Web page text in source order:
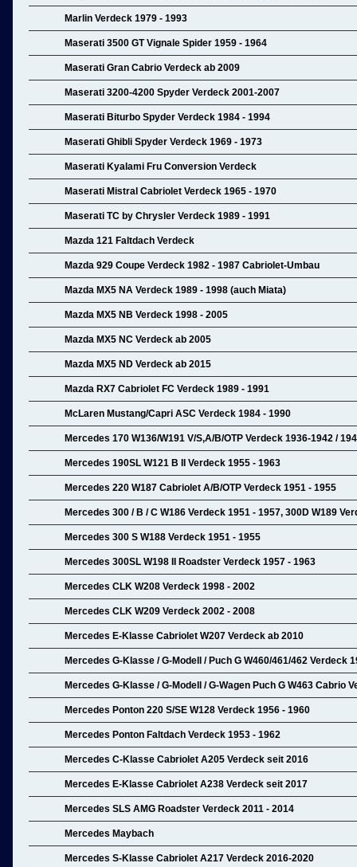
Marlin Verdeck 1979 - 1993
Maserati 3500 GT Vignale Spider 1959 - 1964
Maserati Gran Cabrio Verdeck ab 2009
Maserati 3200-4200 Spyder Verdeck 2001-2007
Maserati Biturbo Spyder Verdeck 1984 - 1994
Maserati Ghibli Spyder Verdeck 1969 - 1973
Maserati Kyalami Fru Conversion Verdeck
Maserati Mistral Cabriolet Verdeck 1965 - 1970
Maserati TC by Chrysler Verdeck 1989 - 1991
Mazda 121 Faltdach Verdeck
Mazda 929 Coupe Verdeck 1982 - 1987 Cabriolet-Umbau
Mazda MX5 NA Verdeck 1989 - 1998 (auch Miata)
Mazda MX5 NB Verdeck 1998 - 2005
Mazda MX5 NC Verdeck ab 2005
Mazda MX5 ND Verdeck ab 2015
Mazda RX7 Cabriolet FC Verdeck 1989 - 1991
McLaren Mustang/Capri ASC Verdeck 1984 - 1990
Mercedes 170 W136/W191 V/S,A/B/OTP Verdeck 1936-1942 /
Mercedes 190SL W121 B II Verdeck 1955 - 1963
Mercedes 220 W187 Cabriolet A/B/OTP Verdeck 1951 - 1955
Mercedes 300 / B / C W186 Verdeck 1951 - 1957, 300D W189
Mercedes 300 S W188 Verdeck 1951 - 1955
Mercedes 300SL W198 II Roadster Verdeck 1957 - 1963
Mercedes CLK W208 Verdeck 1998 - 2002
Mercedes CLK W209 Verdeck 2002 - 2008
Mercedes E-Klasse Cabriolet W207 Verdeck ab 2010
Mercedes G-Klasse / G-Modell / Puch G W460/461/462 Verdeck
Mercedes G-Klasse / G-Modell / G-Wagen Puch G W463 Cabrio
Mercedes Ponton 220 S/SE W128 Verdeck 1956 - 1960
Mercedes Ponton Faltdach Verdeck 1953 - 1962
Mercedes C-Klasse Cabriolet A205 Verdeck seit 2016
Mercedes E-Klasse Cabriolet A238 Verdeck seit 2017
Mercedes SLS AMG Roadster Verdeck 2011 - 2014
Mercedes Maybach
Mercedes S-Klasse Cabriolet A217 Verdeck 2016-2020